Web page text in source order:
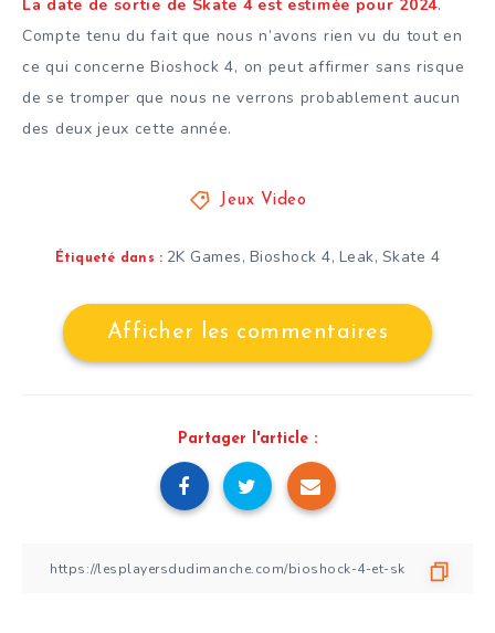
La date de sortie de Skate 4 est estimée pour 2024.
Compte tenu du fait que nous n’avons rien vu du tout en
ce qui concerne Bioshock 4, on peut affirmer sans risque
de se tromper que nous ne verrons probablement aucun
des deux jeux cette année.
Jeux Video
Étiqueté dans : 2K Games, Bioshock 4, Leak, Skate 4
Afficher les commentaires
Partager l'article :